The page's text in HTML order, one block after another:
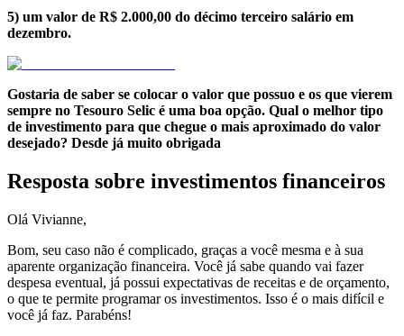
5) um valor de R$ 2.000,00 do décimo terceiro salário em
dezembro.
Gostaria de saber se colocar o valor que possuo e os que vierem
sempre no Tesouro Selic é uma boa opção. Qual o melhor tipo
de investimento para que chegue o mais aproximado do valor
desejado? Desde já muito obrigada
Resposta sobre investimentos financeiros
Olá Vivianne,
Bom, seu caso não é complicado, graças a você mesma e à sua
aparente organização financeira. Você já sabe quando vai fazer
despesa eventual, já possui expectativas de receitas e de orçamento,
o que te permite programar os investimentos. Isso é o mais difícil e
você já faz. Parabéns!